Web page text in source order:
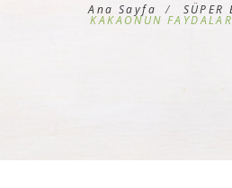
Ana Sayfa SÜPER
KAKAONUN